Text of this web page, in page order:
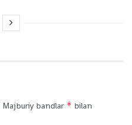
Majburiy bandlar * bilan